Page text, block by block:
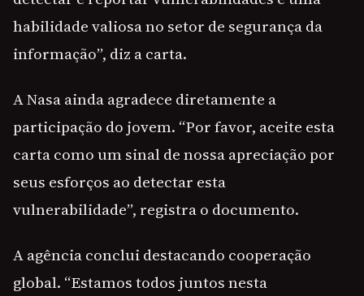
habilidade valiosa no setor de segurança da
informação”, diz a carta.
A Nasa ainda agradece diretamente a
participação do jovem. “Por favor, aceite esta
carta como um sinal de nossa apreciação por
seus esforços ao detectar esta
vulnerabilidade”, registra o documento.
A agência conclui destacando cooperação
global. “Estamos todos juntos nesta